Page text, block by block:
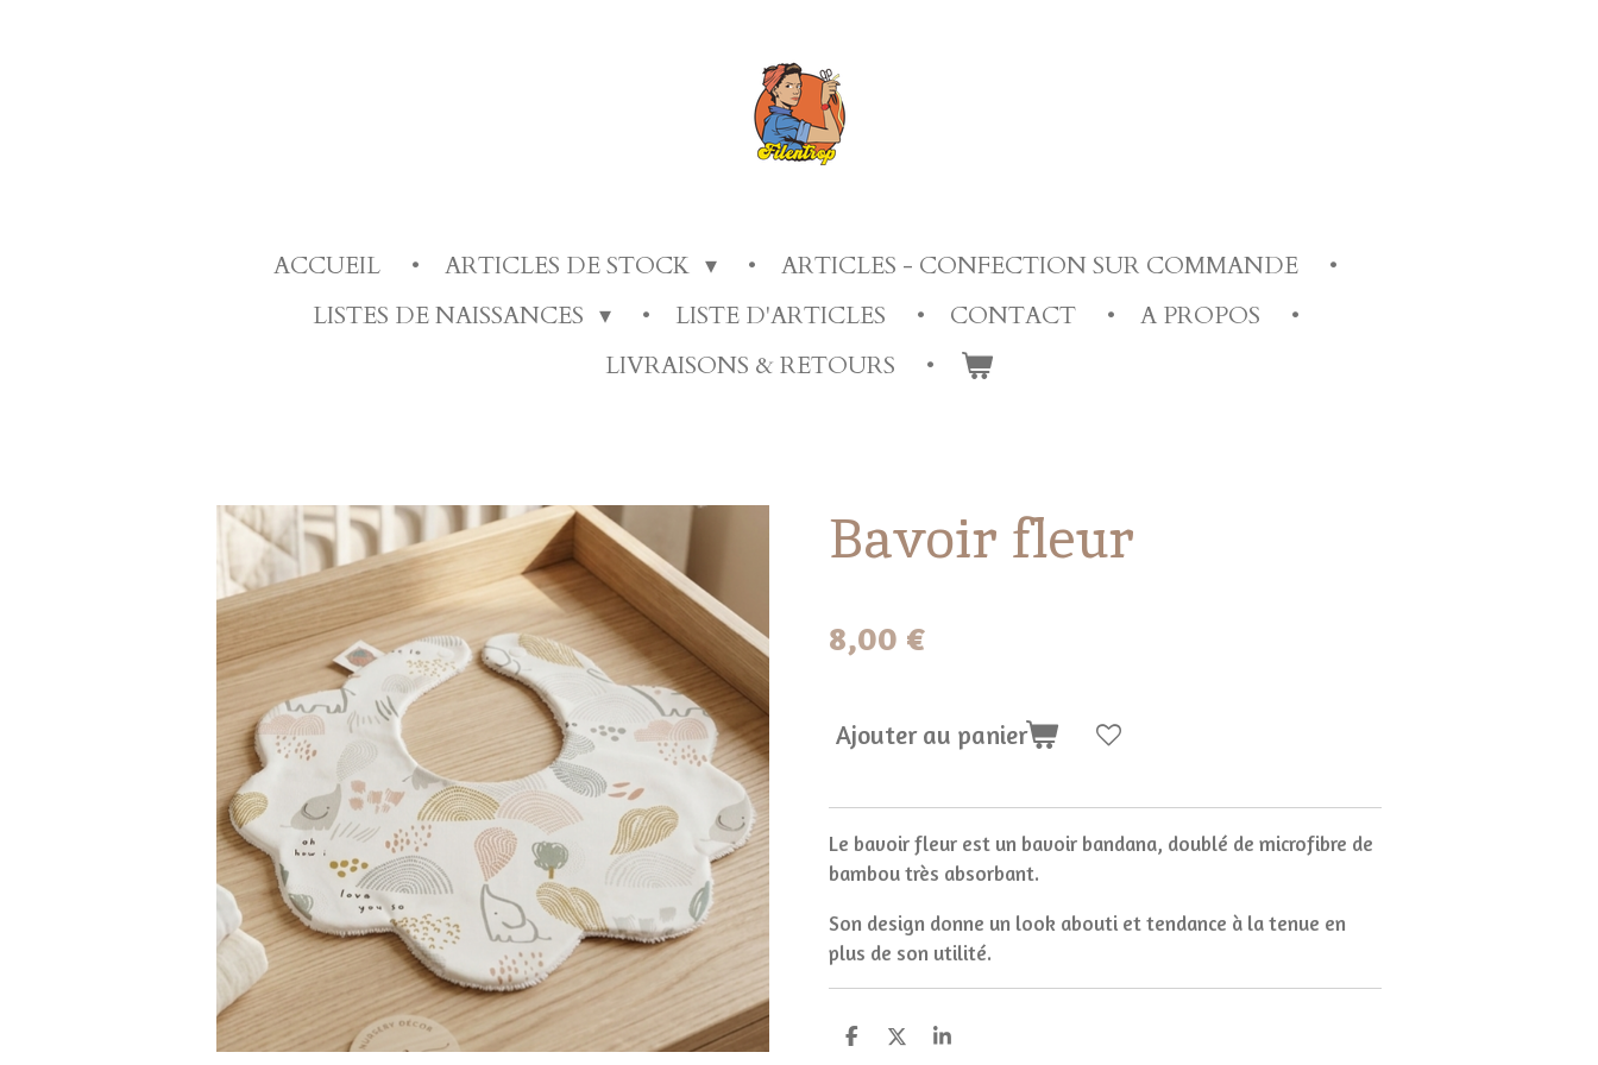
ACCUEIL ARTICLES DE STOCK
ARTICLES - CONFECTION SUR COMMANDE
LISTES DE NAISSANCES
LISTE D'ARTICLES CONTACT
A PROPOS
LIVRAISONS & RETOURS
Bavoir fleur
8,00 €
Ajouter au panier
Le bavoir fleur est un bavoir bandana, doublé de microfibre de
bambou très absorbant.
Son design donne un look abouti et tendance à la tenue en
plus de son utilité.
P
P
P